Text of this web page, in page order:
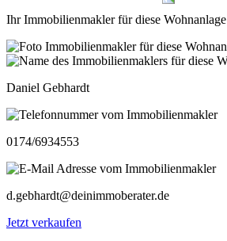
Ihr Immobilienmakler für diese Wohnanlage
Daniel Gebhardt
0174/6934553
d.gebhardt@deinimmoberater.de
Jetzt verkaufen